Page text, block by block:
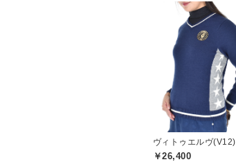
ヴィトゥエルヴ(V12)
￥26,400